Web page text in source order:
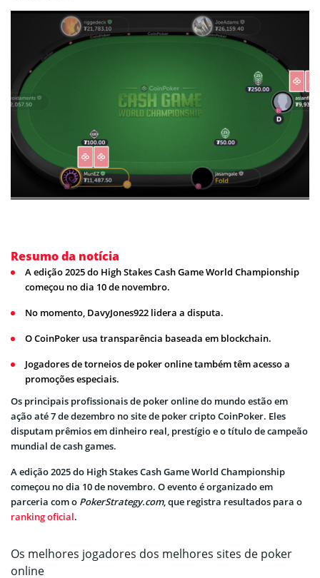
Resumo da notícia
A edição 2025 do High Stakes Cash Game World Championship
começou no dia 10 de novembro.
No momento, DavyJones922 lidera a disputa.
O CoinPoker usa transparência baseada em blockchain.
Jogadores de torneios de poker online também têm acesso a
promoções especiais.
Os principais profissionais de poker online do mundo estão em
ação até 7 de dezembro no site de poker cripto CoinPoker. Eles
disputam prêmios em dinheiro real, prestígio e o título de campeão
mundial de cash games.
A edição 2025 do High Stakes Cash Game World Championship
começou no dia 10 de novembro. O evento é organizado em
parceria com o PokerStrategy.com, que registra resultados para o
ranking oficial.
Os melhores jogadores dos melhores sites de poker
online